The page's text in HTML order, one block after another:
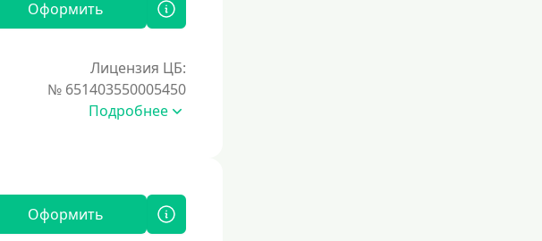
Оформить
Лицензия ЦБ:
№ 651403550005450
Подробнее
Оформить